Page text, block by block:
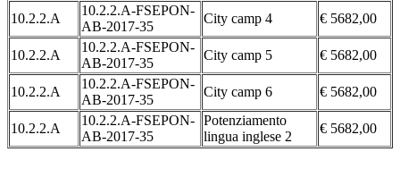
10.2.2.A
10.2.2.A-FSEPON-
AB-2017-35
City camp 4 € 5682,00
10.2.2.A
10.2.2.A-FSEPON-
AB-2017-35
City camp 5 € 5682,00
10.2.2.A
10.2.2.A-FSEPON-
AB-2017-35
City camp 6 € 5682,00
10.2.2.A
10.2.2.A-FSEPON-
AB-2017-35
Potenziamento
lingua inglese 2
€ 5682,00